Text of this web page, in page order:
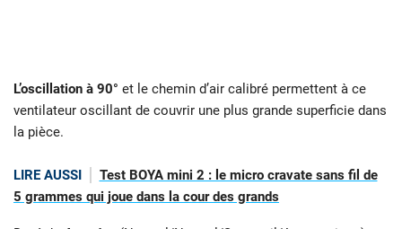
L’oscillation à 90° et le chemin d’air calibré permettent à ce
ventilateur oscillant de couvrir une plus grande superficie dans
la pièce.
LIRE AUSSI
Test BOYA mini 2 : le micro cravate sans fil de
5 grammes qui joue dans la cour des grands